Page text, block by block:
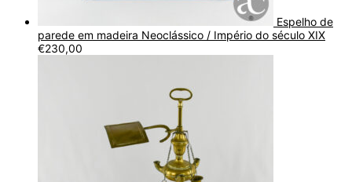
Espelho de
parede em madeira Neoclássico / Império do século XIX
€230,00